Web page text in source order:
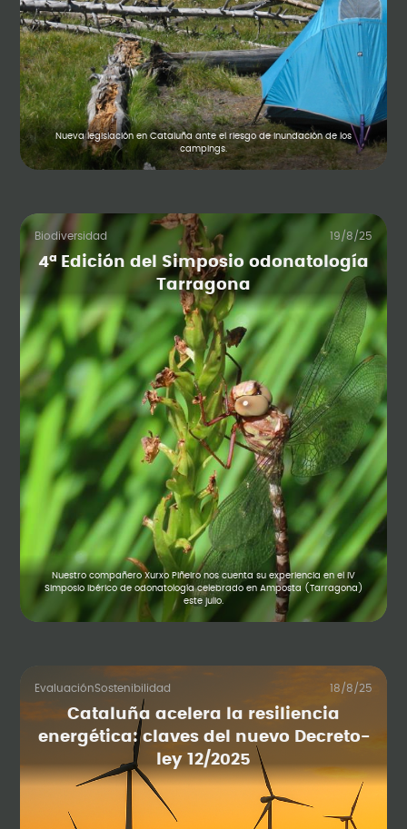
Nueva legislación en Cataluña ante el riesgo de inundación de los
campings.
Biodiversidad 19/8/25
4ª Edición del Simposio odonatología
Tarragona
Nuestro compañero Xurxo Piñeiro nos cuenta su experiencia en el IV
Simposio ibérico de odonatología celebrado en Amposta (Tarragona)
este julio.
EvaluaciónSostenibilidad 18/8/25
Cataluña acelera la resiliencia
energética: claves del nuevo Decreto-
ley 12/2025